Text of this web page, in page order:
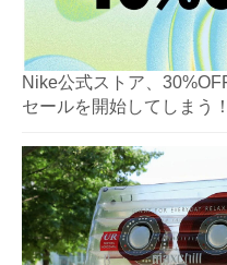
Nike公式ストア、
セールを開始してしまう！